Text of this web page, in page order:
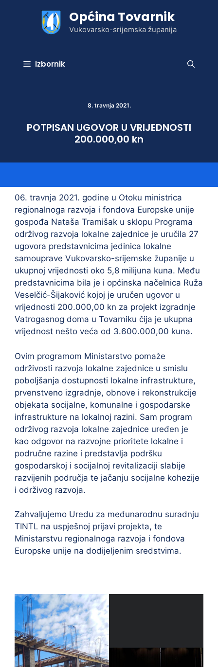
Općina Tovarnik
Vukovarsko-srijemska županija
Izbornik
8. travnja 2021.
POTPISAN UGOVOR U VRIJEDNOSTI
200.000,00 kn
06. travnja 2021. godine u Otoku ministrica
regionalnoga razvoja i fondova Europske unije
gospođa Nataša Tramišak u sklopu Programa
održivog razvoja lokalne zajednice je uručila 27
ugovora predstavnicima jedinica lokalne
samouprave Vukovarsko-srijemske županije u
ukupnoj vrijednosti oko 5,8 milijuna kuna. Među
predstavnicima bila je i općinska načelnica Ruža
Veselčić-Šijaković kojoj je uručen ugovor u
vrijednosti 200.000,00 kn za projekt izgradnje
Vatrogasnog doma u Tovarniku čija je ukupna
vrijednost nešto veća od 3.600.000,00 kuna.
Ovim programom Ministarstvo pomaže
održivosti razvoja lokalne zajednice u smislu
poboljšanja dostupnosti lokalne infrastrukture,
prvenstveno izgradnje, obnove i rekonstrukcije
objekata socijalne, komunalne i gospodarske
infrastrukture na lokalnoj razini. Sam program
održivog razvoja lokalne zajednice uređen je
kao odgovor na razvojne prioritete lokalne i
područne razine i predstavlja podršku
gospodarskoj i socijalnoj revitalizaciji slabije
razvijenih područja te jačanju socijalne kohezije
i održivog razvoja.
Zahvaljujemo Uredu za međunarodnu suradnju
TINTL na uspješnoj prijavi projekta, te
Ministarstvu regionalnoga razvoja i fondova
Europske unije na dodijeljenim sredstvima.